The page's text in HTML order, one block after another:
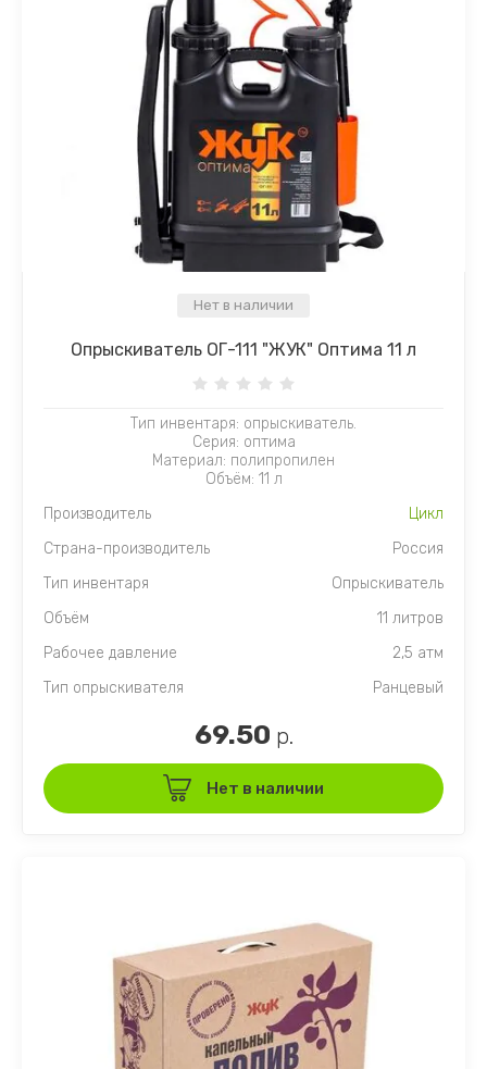
Нет в наличии
Опрыскиватель ОГ-111 "ЖУК" Оптима 11 л
Тип инвентаря: опрыскиватель.
Серия: оптима
Материал: полипропилен
Объём: 11 л
Производитель
Цикл
Страна-производитель
Россия
Тип инвентаря
Опрыскиватель
Объём
11 литров
Рабочее давление
2,5 атм
Тип опрыскивателя
Ранцевый
69.50 р.
Нет в наличии